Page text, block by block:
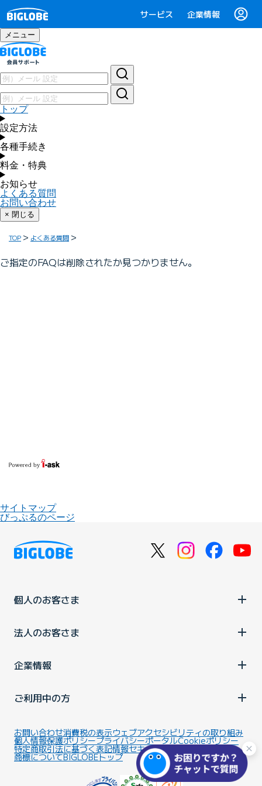
サービス 企業情報
メニュー
トップ
設定方法
各種手続き
料金・特典
お知らせ
よくある質問
お問い合わせ
× 閉じる
TOP よくある質問
ご指定のFAQは削除されたか見つかりません。
サイトマップ
びっぷるのページ
個人のお客さま
法人のお客さま
企業情報
ご利用中の方
お問い合わせ消費税の表示ウェブアクセシビリティの取り組み
個人情報保護ポリシープライバシーポータルCookieポリシー
特定商取引法に基づく表記情報セキュリティ基本方針
商標についてBIGLOBEトップ